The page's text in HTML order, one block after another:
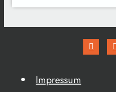
Impressum